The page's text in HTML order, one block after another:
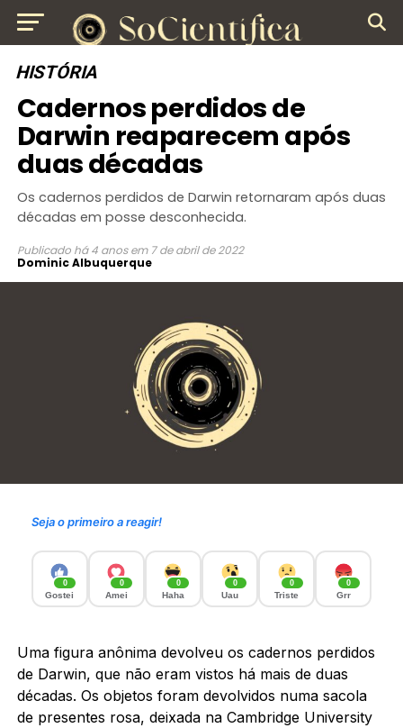
HISTÓRIA
Cadernos perdidos de
Darwin reaparecem após
duas décadas
Os cadernos perdidos de Darwin retornaram após duas
décadas em posse desconhecida.
Publicado há 4 anos em 7 de abril de 2022
Dominic Albuquerque
Seja o primeiro a reagir!
0
Gostei
0
Amei
0
Haha
0
Uau
0
Triste
0
Grr
Uma figura anônima devolveu os cadernos perdidos
de Darwin, que não eram vistos há mais de duas
décadas. Os objetos foram devolvidos numa sacola
de presentes rosa, deixada na Cambridge University